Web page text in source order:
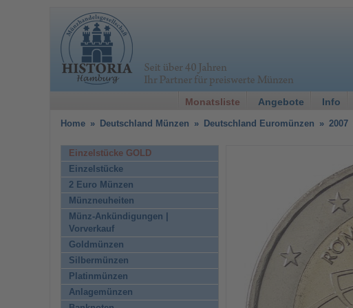
Monatsliste Angebote Info
Home » Deutschland Münzen » Deutschland Euromünzen » 2007
Einzelstücke GOLD
Einzelstücke
2 Euro Münzen
Münzneuheiten
Münz-Ankündigungen |
Vorverkauf
Goldmünzen
Silbermünzen
Platinmünzen
Anlagemünzen